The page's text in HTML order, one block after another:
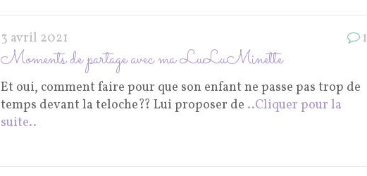
3 avril 2021 1
Moments de partage avec ma LuLuMinette
Et oui, comment faire pour que son enfant ne passe pas trop de
temps devant la teloche?? Lui proposer de ..Cliquer pour la
suite..